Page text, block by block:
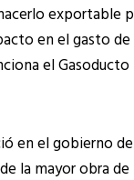
exportable
en el gasto de
el
en el gobierno
la mayor obra